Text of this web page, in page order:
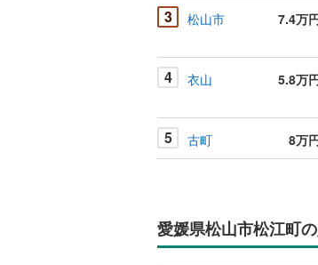
3 松山市 7.4万
4 衣山 5.8万
5 古町 8万
愛媛県松山市松江町